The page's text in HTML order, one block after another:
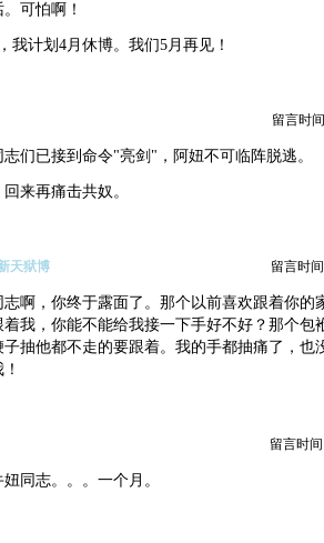
可怕啊！
我计划4月休博。我们5月再见！
留言时
们已接到命令"亮剑"，阿妞不可临阵脱逃。
来再痛击共奴。
天狱博 留言时
志啊，你终于露面了。那个以前喜欢跟着你的
着我，你能不能给我接一下手好不好？那个包
子抽他都不走的要跟着。我的手都抽痛了，也
留言时间
同志。。。一个月。